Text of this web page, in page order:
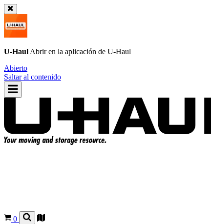
U-Haul Abrir en la aplicación de U-Haul
Abierto
Saltar al contenido
0